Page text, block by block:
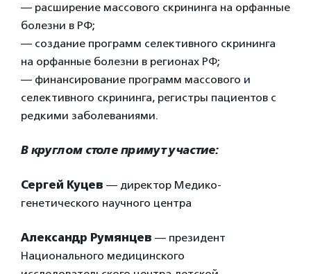
— расширение массового скрининга на орфанные
болезни в РФ;
— создание программ селективного скрининга
на орфанные болезни в регионах РФ;
— финансирование программ массового и
селективного скрининга, регистры пациентов с
редкими заболеваниями.
В круглом столе примут участие:
Сергей Куцев — директор Медико-
генетического научного центра
Александр Румянцев — президент
Национального медицинского